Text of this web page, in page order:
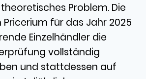
Problem. Die
Pricerium für das Jahr 2025
Einzelhändler die
vollständig
und stattdessen auf